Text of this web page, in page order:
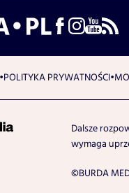
POLITYKA PRYWATNOŚCI
Dalsze
wymaga
©BURDA